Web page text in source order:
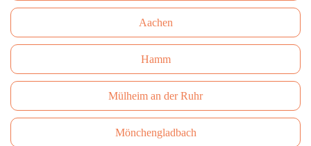
Aachen
Hamm
Mülheim an der Ruhr
Mönchengladbach